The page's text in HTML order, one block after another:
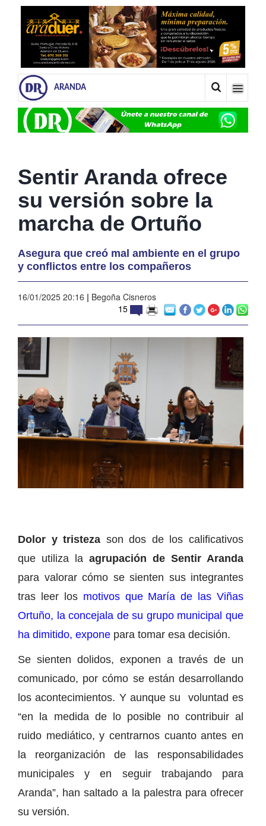
ARANDA
Sentir Aranda ofrece
su versión sobre la
marcha de Ortuño
Asegura que creó mal ambiente en el grupo
y conflictos entre los compañeros
16/01/2025 20:16 | Begoña Cisneros
15
Dolor y tristeza son dos de los calificativos
que utiliza la agrupación de Sentir Aranda
para valorar cómo se sienten sus integrantes
tras leer los motivos que María de las Viñas
Ortuño, la concejala de su grupo municipal que
ha dimitido, expone para tomar esa decisión.
Se sienten dolidos, exponen a través de un
comunicado, por cómo se están desarrollando
los acontecimientos. Y aunque su voluntad es
“en la medida de lo posible no contribuir al
ruido mediático, y centrarnos cuanto antes en
la reorganización de las responsabilidades
municipales y en seguir trabajando para
Aranda”, han saltado a la palestra para ofrecer
su versión.